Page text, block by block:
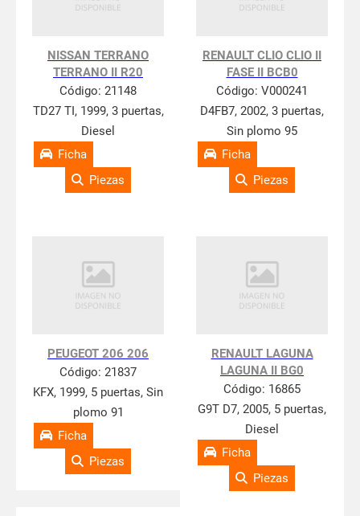
NISSAN TERRANO
TERRANO II R20
Código: 21148
TD27 TI, 1999, 3 puertas,
Diesel
Ficha
Piezas
RENAULT CLIO CLIO II
FASE II BCB0
Código: V000241
D4FB7, 2002, 3 puertas,
Sin plomo 95
Ficha
Piezas
PEUGEOT 206 206
Código: 21837
KFX, 1999, 5 puertas, Sin
plomo 91
Ficha
Piezas
RENAULT LAGUNA
LAGUNA II BG0
Código: 16865
G9T D7, 2005, 5 puertas,
Diesel
Ficha
Piezas